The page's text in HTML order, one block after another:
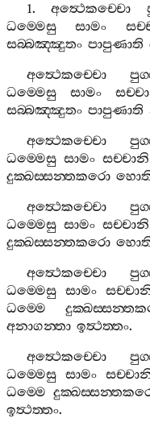
1.අත්‍ථෙකච‍්චො
ධම‍්මෙසු
සාමං
සබ‍්බඤ‍්ඤුතං පාපුණාති
අත්‍ථෙකච‍්චො
ධම‍්මෙසු
සාමං
සබ‍්බඤ‍්ඤුතං පාපුණාති
අත්‍ථෙකච‍්චො
ධම‍්මෙසු සාමං සච‍්චානි
දුක‍්ඛස‍්සන‍්තකරො
අත්‍ථෙකච‍්චො
ධම‍්මෙසු සාමං සච‍්චානි
දුක‍්ඛස‍්සන‍්තකරො
අත්‍ථෙකච‍්චො
ධම‍්මෙසු සාමං
ධම‍්මෙ
අනාගන‍්තා ඉත්‍ථත‍්තං.
අත්‍ථෙකච‍්චො
ධම‍්මෙසු සාමං
ධම‍්මෙ
ඉත්‍ථත‍්තං.